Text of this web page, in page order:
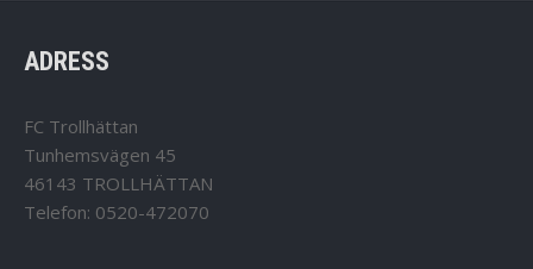
ADRESS
FC Trollhättan
Tunhemsvägen 45
46143 TROLLHÄTTAN
Telefon: 0520-472070